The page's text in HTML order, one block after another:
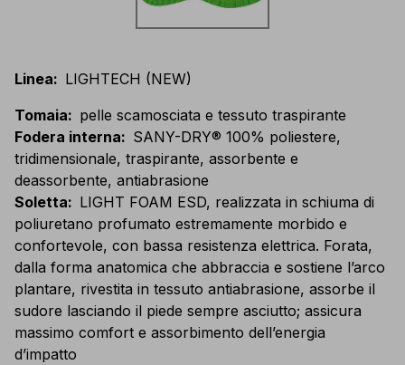
Linea: LIGHTECH (NEW)
Tomaia: pelle scamosciata e tessuto traspirante
Fodera interna: SANY-DRY® 100% poliestere,
tridimensionale, traspirante, assorbente e
deassorbente, antiabrasione
Soletta: LIGHT FOAM ESD, realizzata in schiuma di
poliuretano profumato estremamente morbido e
confortevole, con bassa resistenza elettrica. Forata,
dalla forma anatomica che abbraccia e sostiene l’arco
plantare, rivestita in tessuto antiabrasione, assorbe il
sudore lasciando il piede sempre asciutto; assicura
massimo comfort e assorbimento dell’energia
d’impatto